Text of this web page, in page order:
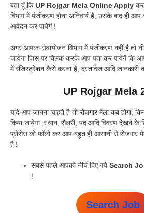
बता दूँ किUP Rojgar Mela Online Apply
विभाग में पंजीकरण होना अनिवार्य है, उसके बाद ही
आवेदन कर पायेगें !
अगर आपका सेवायोजन विभाग में पंजीकरण नहीं है तो
जायेगा जिस पर क्लिक करके आप पता कर पायेगें कि
में रजिस्ट्रेशन कैसे करना है, दस्तावेज आदि जानकारी
UP Rojgar Mela
यदि आप जानना चाहते है तो रोजगार मेला कब होगा,
किया जायेगा, स्थान, सैलरी, पद आदि विवरण देखने के
प्रोसेस को फॉलो कर आप बहुत ही आसानी से रोजगार
है !
सबसे पहले आपको नीचे दिए गये Search
!
Search Job